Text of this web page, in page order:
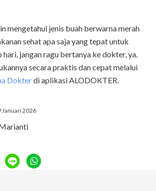
mengetahui jenis buah berwarna merah
sehat apa saja yang tepat untuk
jangan ragu bertanya ke dokter, ya.
secara praktis dan cepat melalui
Dokterdi aplikasi ALODOKTER.
Januari 2026